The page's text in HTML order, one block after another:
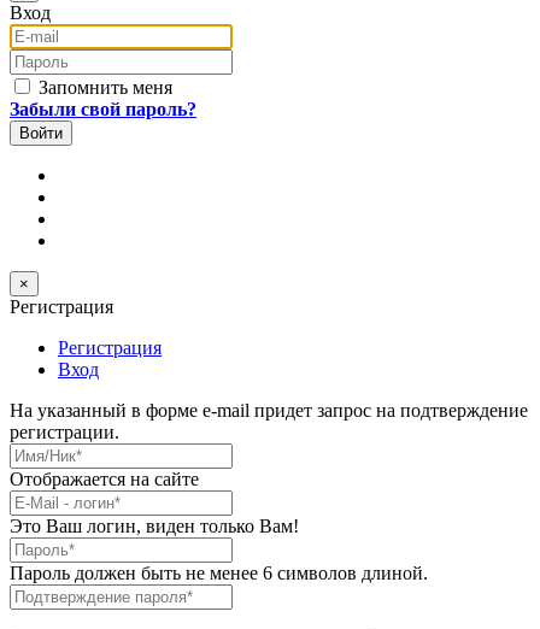
Вход
E-mail
Пароль
Запомнить меня
Забыли свой пароль?
×
Регистрация
Регистрация
Вход
На указанный в форме e-mail придет запрос на подтверждение
регистрации.
Имя/Ник
Отображается на сайте
E-Mail *
Это Ваш логин, виден только Вам!
Пароль*
Пароль должен быть не менее 6 символов длиной.
Подтверждение пароля